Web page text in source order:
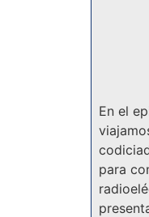
En el
para